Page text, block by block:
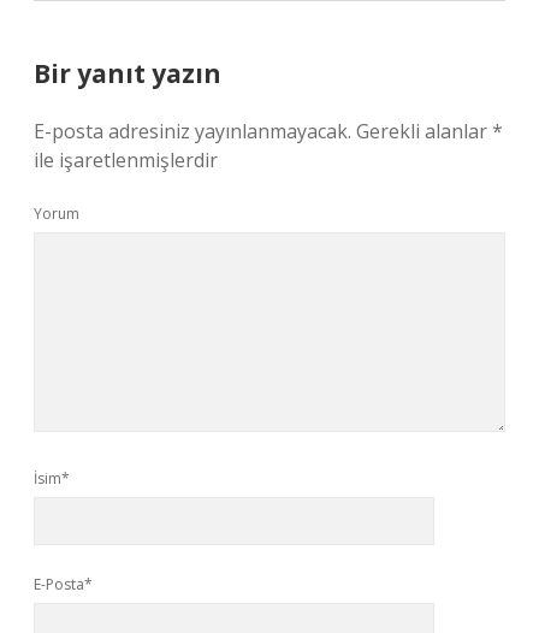
Bir yanıt yazın
E-posta adresiniz yayınlanmayacak. Gerekli alanlar*
ile işaretlenmişlerdir
Yorum
İsim*
E-Posta*